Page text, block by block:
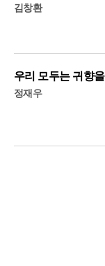
김창환
우리 모두는 귀향
정재우